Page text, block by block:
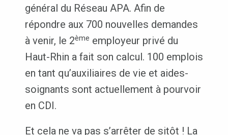
général du Réseau APA. Afin de
répondre aux 700 nouvelles demandes
à venir, le 2ème employeur privé du
Haut-Rhin a fait son calcul. 100 emplois
en tant qu’auxiliaires de vie et aides-
soignants sont actuellement à pourvoir
en CDI.
Et cela ne va pas s’arrêter de sitôt ! La